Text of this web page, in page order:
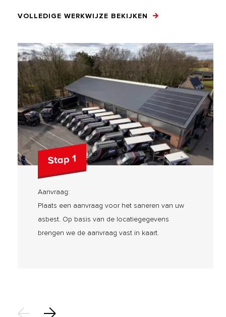
VOLLEDIGE WERKWIJZE BEKIJKEN
Stap 1
Aanvraag:
Plaats een aanvraag voor het saneren van uw
asbest. Op basis van de locatiegegevens
brengen we de aanvraag vast in kaart.